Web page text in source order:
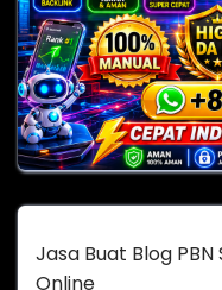
Jasa Buat Blog PBN
Online